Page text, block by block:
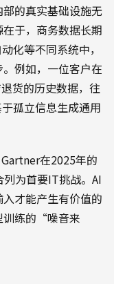
的真实基础设施无
于，商务数据长期
化等不同系统中，
例如，一位客户在
货的历史数据，往
孤立信息生成通用
在2025年的
为首要IT挑战。AI
才能产生有价值的
训练的“噪音来